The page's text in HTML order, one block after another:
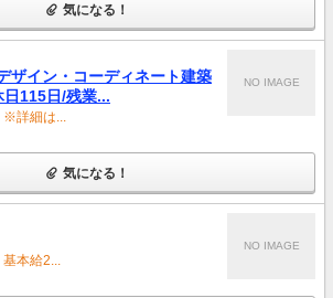
気になる！
ザイン・コーディネート建築
115日/残業...
詳細は...
NO IMAGE
気になる！
本給2...
NO IMAGE